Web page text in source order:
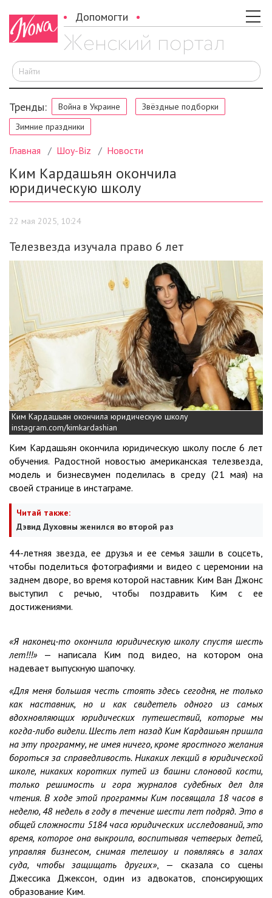
Допомогти
Тренды: Война в Украине
Звёздные подборки
Зимние праздники
Главная Шоу-Biz Новости
Ким Кардашьян окончила
юридическую школу
22 мая 2025, 10:24
Телезвезда изучала право 6 лет
Ким Кардашьян окончила юридическую школу
instagram.com/kimkardashian
Ким Кардашьян окончила юридическую школу после 6 лет
обучения. Радостной новостью американская телезвезда,
модель и бизнесвумен поделилась в среду (21 мая) на
своей странице в инстаграме.
Читай также:
Дэвид Духовны женился во второй раз
44-летняя звезда, ее друзья и ее семья зашли в соцсеть,
чтобы поделиться фотографиями и видео с церемонии на
заднем дворе, во время которой наставник Ким Ван Джонс
выступил с речью, чтобы поздравить Ким с ее
достижениями.
«Я наконец-то окончила юридическую школу спустя шесть
лет!!!»— написала Ким под видео, на котором она
надевает выпускную шапочку.
«Для меня большая честь стоять здесь сегодня, не только
как наставник, но и как свидетель одного из самых
вдохновляющих юридических путешествий, которые мы
когда-либо видели. Шесть лет назад Ким Кардашьян пришла
на эту программу, не имея ничего, кроме яростного желания
бороться за справедливость. Никаких лекций в юридической
школе, никаких коротких путей из башни слоновой кости,
только решимость и гора журналов судебных дел для
чтения. В ходе этой программы Ким посвящала 18 часов в
неделю, 48 недель в году в течение шести лет подряд. Это в
общей сложности 5184 часа юридических исследований, это
время, которое она выкроила, воспитывая четверых детей,
управляя бизнесом, снимая телешоу и появляясь в залах
суда, чтобы защищать других», — сказала со сцены
Джессика Джексон, один из адвокатов, спонсирующих
образование Ким.